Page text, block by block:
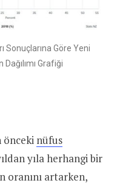
Sonuçlarına Göre Yeni
Grafiği
önceki nüfus
yıla herhangi bir
oranını artarken,